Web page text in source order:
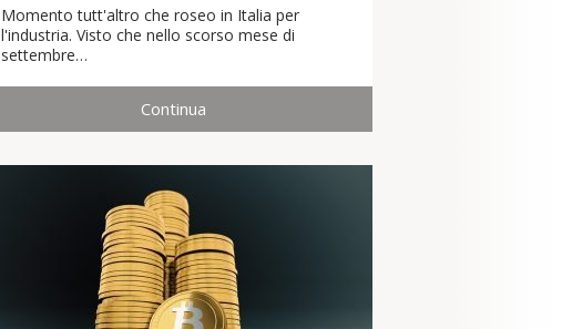
Momento tutt'altro che roseo in Italia per
l'industria. Visto che nello scorso mese di
settembre…
Continua